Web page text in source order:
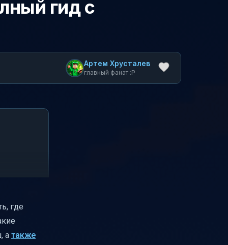
гид с
Артем Хрусталев
главный фанат :P
где
а также